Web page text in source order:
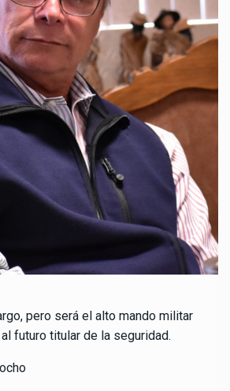
pero será el alto mando militar
futuro titular de la seguridad.